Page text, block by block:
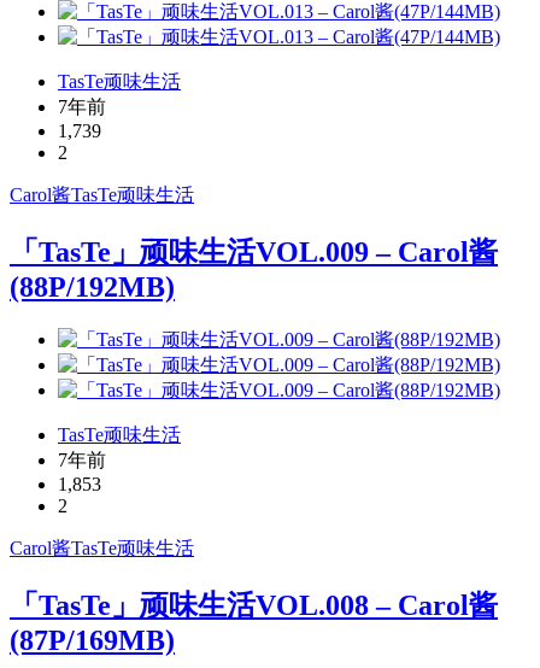
TasTe顽味生活
7年前
1,739
2
Carol酱TasTe顽味生活
「TasTe」顽味生活VOL.009 – Carol酱
(88P/192MB)
TasTe顽味生活
7年前
1,853
2
Carol酱TasTe顽味生活
「TasTe」顽味生活VOL.008 – Carol酱
(87P/169MB)